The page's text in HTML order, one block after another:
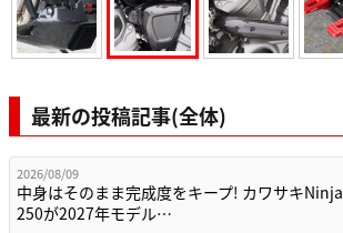
最新の投稿記事(全体)
2026/08/09
中身はそのまま完成度をキープ! カワサキNinja
250が2027年モデル…